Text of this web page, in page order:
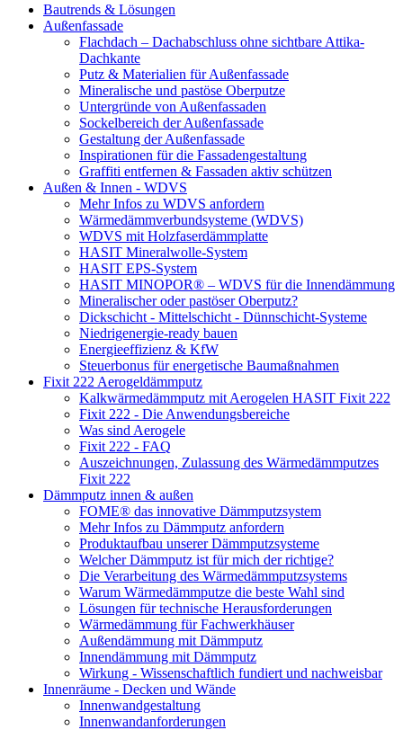
Bautrends & Lösungen
Außenfassade
Flachdach – Dachabschluss ohne sichtbare Attika-
Dachkante
Putz & Materialien für Außenfassade
Mineralische und pastöse Oberputze
Untergründe von Außenfassaden
Sockelbereich der Außenfassade
Gestaltung der Außenfassade
Inspirationen für die Fassadengestaltung
Graffiti entfernen & Fassaden aktiv schützen
Außen & Innen - WDVS
Mehr Infos zu WDVS anfordern
Wärmedämmverbundsysteme (WDVS)
WDVS mit Holzfaserdämmplatte
HASIT Mineralwolle-System
HASIT EPS-System
HASIT MINOPOR® – WDVS für die Innendämmung
Mineralischer oder pastöser Oberputz?
Dickschicht - Mittelschicht - Dünnschicht-Systeme
Niedrigenergie-ready bauen
Energieeffizienz & KfW
Steuerbonus für energetische Baumaßnahmen
Fixit 222 Aerogeldämmputz
Kalkwärmedämmputz mit Aerogelen HASIT Fixit 222
Fixit 222 - Die Anwendungsbereiche
Was sind Aerogele
Fixit 222 - FAQ
Auszeichnungen, Zulassung des Wärmedämmputzes
Fixit 222
Dämmputz innen & außen
FOME® das innovative Dämmputzsystem
Mehr Infos zu Dämmputz anfordern
Produktaufbau unserer Dämmputzsysteme
Welcher Dämmputz ist für mich der richtige?
Die Verarbeitung des Wärmedämmputzsystems
Warum Wärmedämmputze die beste Wahl sind
Lösungen für technische Herausforderungen
Wärmedämmung für Fachwerkhäuser
Außendämmung mit Dämmputz
Innendämmung mit Dämmputz
Wirkung - Wissenschaftlich fundiert und nachweisbar
Innenräume - Decken und Wände
Innenwandgestaltung
Innenwandanforderungen